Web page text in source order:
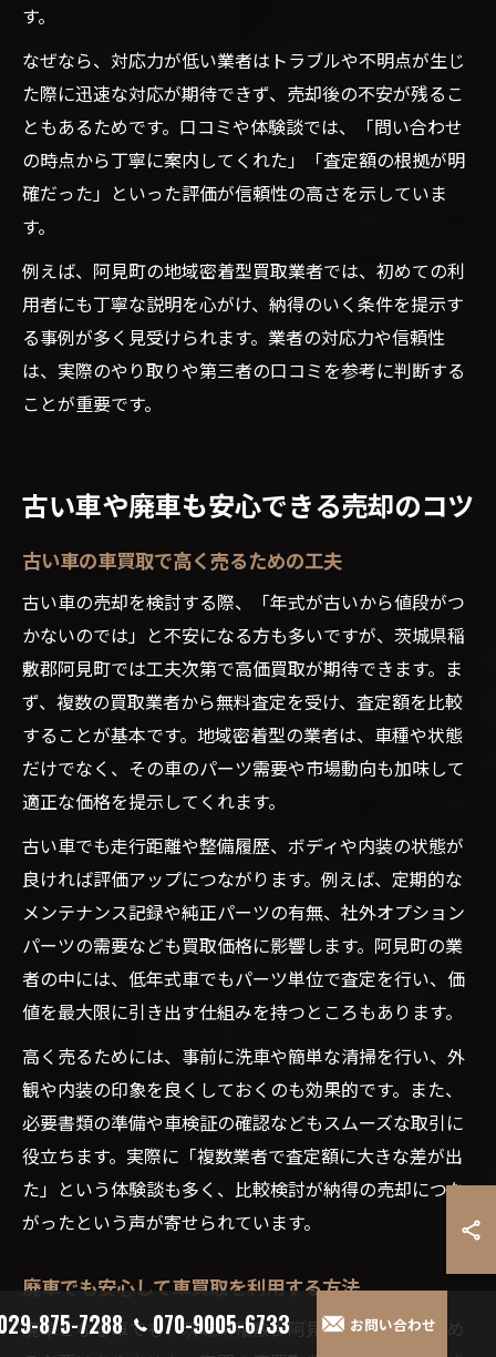
す。
なぜなら、対応力が低い業者はトラブルや不明点が生じ
た際に迅速な対応が期待できず、売却後の不安が残るこ
ともあるためです。口コミや体験談では、「問い合わせ
の時点から丁寧に案内してくれた」「査定額の根拠が明
確だった」といった評価が信頼性の高さを示していま
す。
例えば、阿見町の地域密着型買取業者では、初めての利
用者にも丁寧な説明を心がけ、納得のいく条件を提示す
る事例が多く見受けられます。業者の対応力や信頼性
は、実際のやり取りや第三者の口コミを参考に判断する
ことが重要です。
古い車や廃車も安心できる売却のコツ
古い車の車買取で高く売るための工夫
古い車の売却を検討する際、「年式が古いから値段がつ
かないのでは」と不安になる方も多いですが、茨城県稲
敷郡阿見町では工夫次第で高価買取が期待できます。ま
ず、複数の買取業者から無料査定を受け、査定額を比較
することが基本です。地域密着型の業者は、車種や状態
だけでなく、その車のパーツ需要や市場動向も加味して
適正な価格を提示してくれます。
古い車でも走行距離や整備履歴、ボディや内装の状態が
良ければ評価アップにつながります。例えば、定期的な
メンテナンス記録や純正パーツの有無、社外オプション
パーツの需要なども買取価格に影響します。阿見町の業
者の中には、低年式車でもパーツ単位で査定を行い、価
値を最大限に引き出す仕組みを持つところもあります。
高く売るためには、事前に洗車や簡単な清掃を行い、外
観や内装の印象を良くしておくのも効果的です。また、
必要書類の準備や車検証の確認などもスムーズな取引に
役立ちます。実際に「複数業者で査定額に大きな差が出
た」という体験談も多く、比較検討が納得の売却につな
がったという声が寄せられています。
廃車でも安心して車買取を利用する方法
廃車となる車でも、茨城県稲敷郡阿見町では買取を諦め
875-7288 070-9005-6733 お問い合わせ